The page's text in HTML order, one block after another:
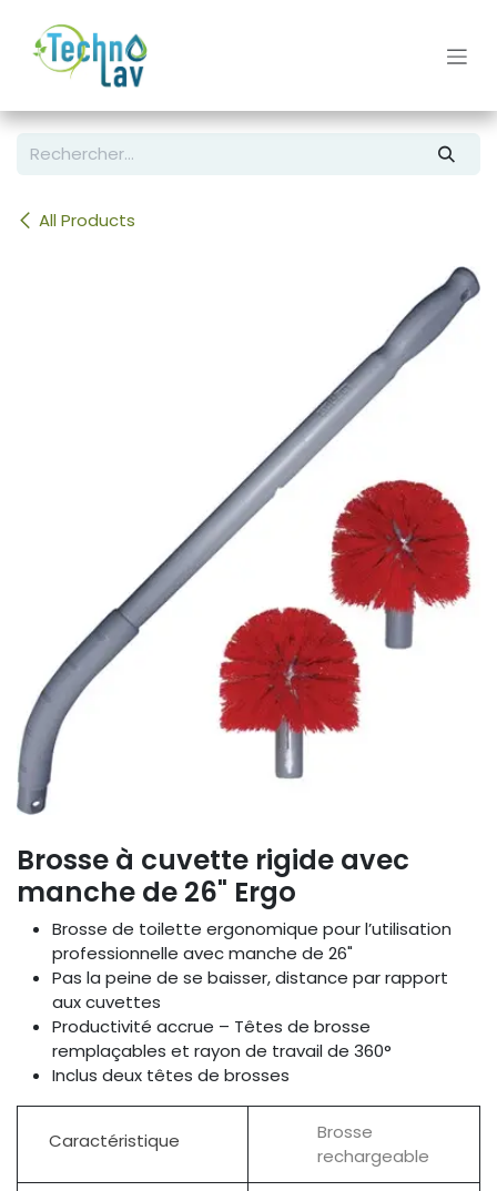
All Products
Brosse à cuvette rigide avec
manche de 26" Ergo
Brosse de toilette ergonomique pour l’utilisation
professionnelle avec manche de 26"
Pas la peine de se baisser, distance par rapport
aux cuvettes
Productivité accrue – Têtes de brosse
remplaçables et rayon de travail de 360°
Inclus deux têtes de brosses
Caractéristique
Brosse
rechargeable